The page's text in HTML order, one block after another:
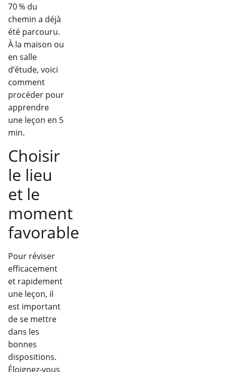
70 % du
chemin a déjà
été parcouru.
À la maison ou
en salle
d’étude, voici
comment
procéder pour
apprendre
une leçon en 5
min.
Choisir
le lieu
et le
moment
favorable
Pour réviser
efficacement
et rapidement
une leçon, il
est important
de se mettre
dans les
bonnes
dispositions.
Éloignez-vous